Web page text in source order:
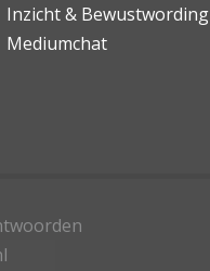
Inzicht & Bewustwording
Mediumchat